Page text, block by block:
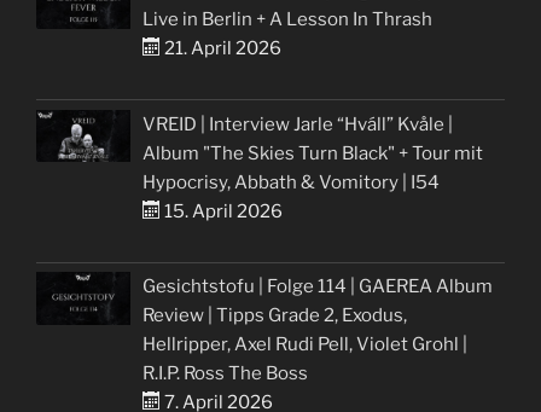
Live in Berlin + A Lesson In Thrash
21. April 2026
VREID | Interview Jarle “Hváll” Kvåle |
Album "The Skies Turn Black" + Tour mit
Hypocrisy, Abbath & Vomitory | I54
15. April 2026
Gesichtstofu | Folge 114 | GAEREA Album
Review | Tipps Grade 2, Exodus,
Hellripper, Axel Rudi Pell, Violet Grohl |
R.I.P. Ross The Boss
7. April 2026